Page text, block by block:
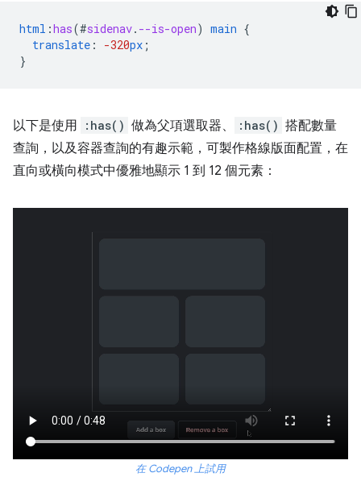
html :has(#sidenav. --is-open) main {
translate : -320px ;
}
以下是使用 :has() 做為父項選取器、 :has() 搭配數量
查詢，以及容器查詢的有趣示範，可製作格線版面配置，在
直向或橫向模式中優雅地顯示 1 到 12 個元素：
在 Codepen 上試用